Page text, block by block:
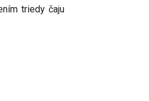
triedy čaju